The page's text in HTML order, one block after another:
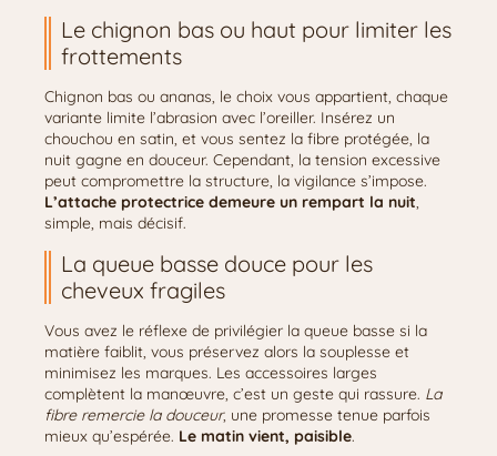
Le chignon bas ou haut pour limiter les
frottements
Chignon bas ou ananas, le choix vous appartient, chaque
variante limite l’abrasion avec l’oreiller. Insérez un
chouchou en satin, et vous sentez la fibre protégée, la
nuit gagne en douceur. Cependant, la tension excessive
peut compromettre la structure, la vigilance s’impose.
L’attache protectrice demeure un rempart la nuit,
simple, mais décisif.
La queue basse douce pour les
cheveux fragiles
Vous avez le réflexe de privilégier la queue basse si la
matière faiblit, vous préservez alors la souplesse et
minimisez les marques. Les accessoires larges
complètent la manœuvre, c’est un geste qui rassure. La
fibre remercie la douceur, une promesse tenue parfois
mieux qu’espérée. Le matin vient, paisible.